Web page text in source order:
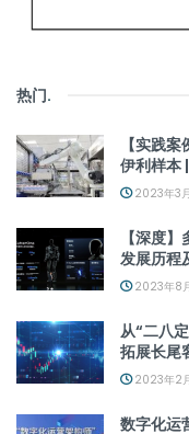
热门.
【实践
伊利样本
2023年3
【深度
发展历程
2023年8
从“二八
拓展长尾
2023年2
数字化运